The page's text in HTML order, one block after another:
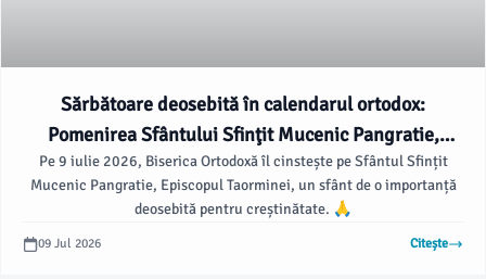
Sărbătoare deosebită în calendarul ortodox:
Pomenirea Sfântului Sfinţit Mucenic Pangratie,
Episcopul Taorminei
Pe 9 iulie 2026, Biserica Ortodoxă îl cinstește pe Sfântul Sfințit
Mucenic Pangratie, Episcopul Taorminei, un sfânt de o importanță
deosebită pentru creștinătate. 🙏
09 Jul 2026 Citește